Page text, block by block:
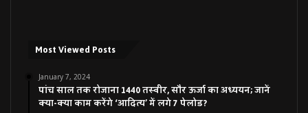
Most Viewed Posts
January 7, 2024
पांच साल तक रोजाना 1440 तस्वीर, सौर ऊर्जा का अध्ययन; जानें
क्या-क्या काम करेंगे ‘आदित्य’ में लगे 7 पेलोड?